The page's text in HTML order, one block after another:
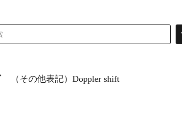
（その他表記）Doppler shift